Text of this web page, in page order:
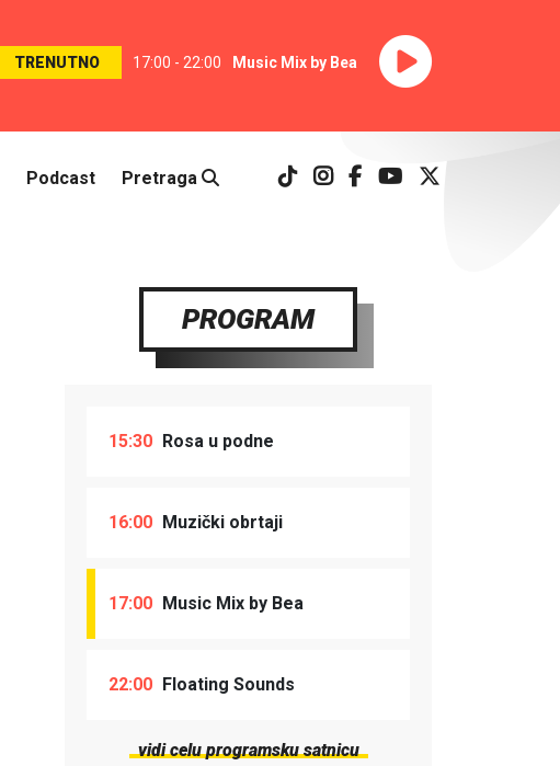
TRENUTNO 17:00 - 22:00 Music Mix by Bea
Podcast Pretraga
PROGRAM
15:30 Rosa u podne
16:00 Muzički obrtaji
17:00 Music Mix by Bea
22:00 Floating Sounds
vidi celu programsku satnicu